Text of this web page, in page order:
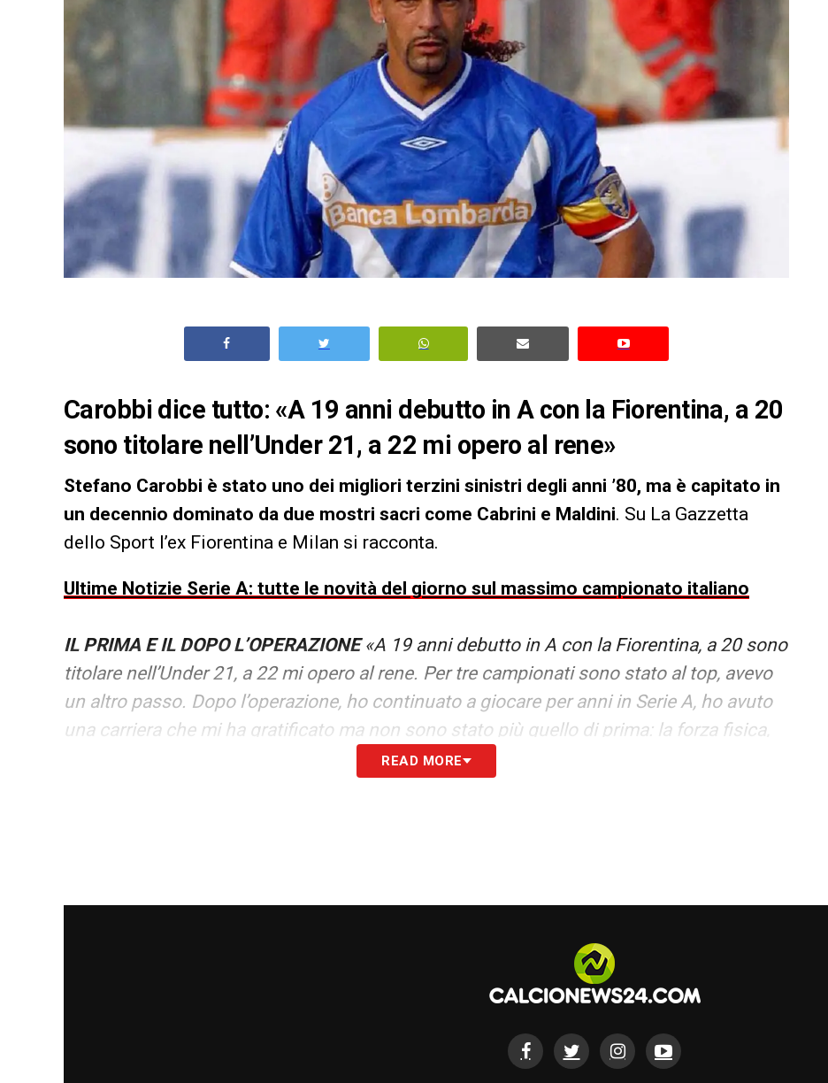
Carobbi dice tutto: «A 19 anni debutto in A con la Fiorentina, a 20
sono titolare nell’Under 21, a 22 mi opero al rene»
Stefano Carobbi è stato uno dei migliori terzini sinistri degli anni ’80, ma è capitato in
un decennio dominato da due mostri sacri come Cabrini e Maldini. Su La Gazzetta
dello Sport l’ex Fiorentina e Milan si racconta.
Ultime Notizie Serie A: tutte le novità del giorno sul massimo campionato italiano
IL PRIMA E IL DOPO L’OPERAZIONE«A 19 anni debutto in A con la Fiorentina, a 20 sono
titolare nell’Under 21, a 22 mi opero al rene. Per tre campionati sono stato al top, avevo
un altro passo. Dopo l’operazione, ho continuato a giocare per anni in Serie A, ho avuto
una carriera che mi ha gratificato ma non sono stato più quello di prima: la forza fisica,
che era la mia caratteristica principale, si era come silenziata».
nella Primavera viola. Furono loro a cambiarmi ruolo, da ala destra a mediano, infine a
terzino, a sinistra, pur essendo io destro: una novità per quei tempi. Da un punto di vista
«Baggio per distacco, lo metto al livello di Ronaldo il
READ MORE